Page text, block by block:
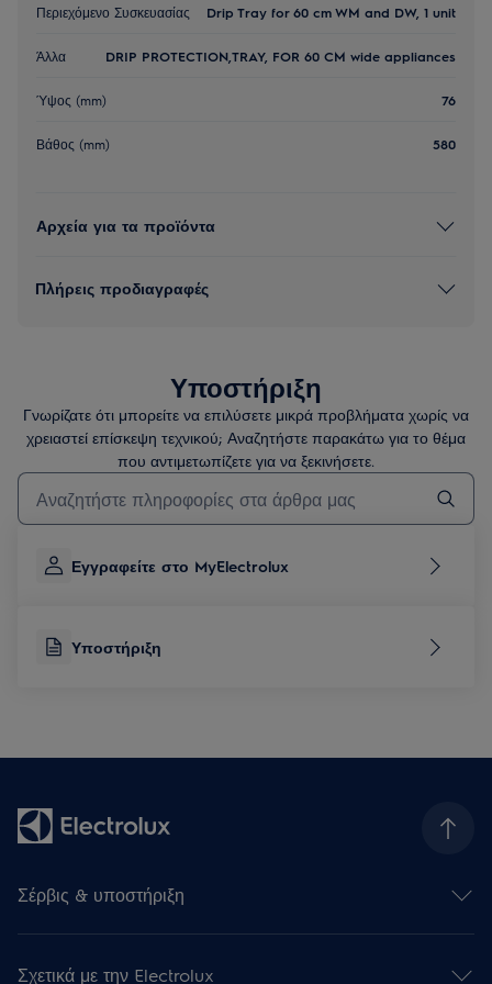
Περιεχόμενο Συσκευασίας Drip Tray for 60 cm WM and DW, 1 unit
Άλλα DRIP PROTECTION,TRAY, FOR 60 CM wide appliances
Ύψος (mm) 76
Βάθος (mm) 580
Αρχεία για τα προϊόντα
Πλήρεις προδιαγραφές
Υποστήριξη
Γνωρίζατε ότι μπορείτε να επιλύσετε μικρά προβλήματα χωρίς να
χρειαστεί επίσκεψη τεχνικού; Αναζητήστε παρακάτω για το θέμα
που αντιμετωπίζετε για να ξεκινήσετε.
Τύπος για αναζήτηση άρθρων υποστήριξης
Εγγραφείτε στο MyElectrolux
Υποστήριξη
Σέρβις & υποστήριξη
Υποστήριξη
Σχετικά με την Electrolux